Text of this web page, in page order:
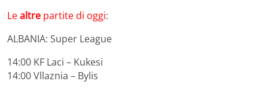
Lealtre partite di oggi:
ALBANIA: Super League
14:00 KF Laci – Kukesi
14:00 Vllaznia – Bylis